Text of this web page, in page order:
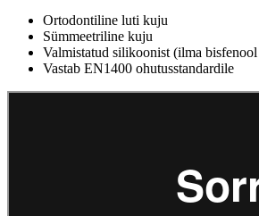
Ortodontiline luti kuju
Sümmeetriline kuju
Valmistatud silikoonist (ilma
Vastab EN1400 ohutusstandardile